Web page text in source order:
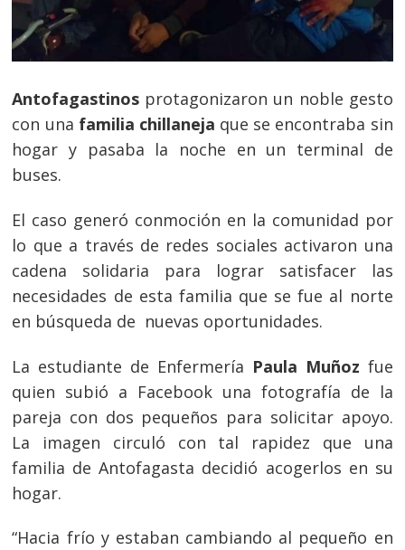
Antofagastinos protagonizaron un noble gesto
con una familia chillaneja que se encontraba sin
hogar y pasaba la noche en un terminal de
buses.
El caso generó conmoción en la comunidad por
lo que a través de redes sociales activaron una
cadena solidaria para lograr satisfacer las
necesidades de esta familia que se fue al norte
en búsqueda de nuevas oportunidades.
La estudiante de Enfermería Paula Muñoz fue
quien subió a Facebook una fotografía de la
pareja con dos pequeños para solicitar apoyo.
La imagen circuló con tal rapidez que una
familia de Antofagasta decidió acogerlos en su
hogar.
“Hacia frío y estaban cambiando al pequeño en